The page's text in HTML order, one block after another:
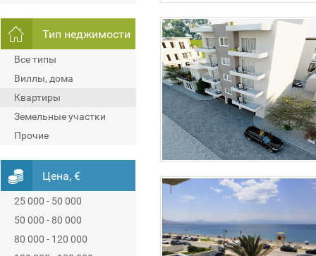
Тип неджимости
Все типы
Виллы, дома
Квартиры
Земельные участки
Прочие
Цена, €
25 000 - 50 000
50 000 - 80 000
80 000 - 120 000